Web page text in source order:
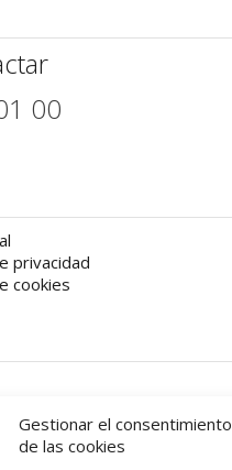
Gestionar el consentimiento
de las cookies
00
privacidad
cookies